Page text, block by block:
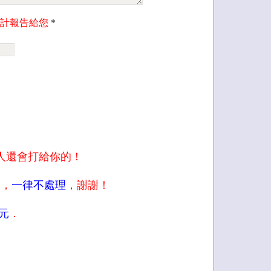
報告給您 *
還會打給你的！
一律不處理 ，謝謝！
．